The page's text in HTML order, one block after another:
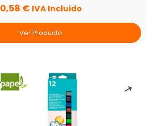
0,58 € IVA Incluido
Ver Producto